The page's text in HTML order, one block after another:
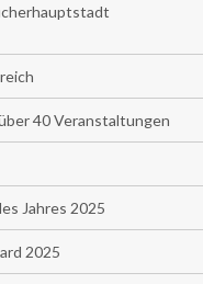
40 Veranstaltungen
Jahres 2025
2025